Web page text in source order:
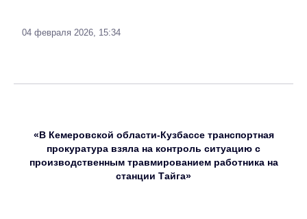
04 февраля 2026, 15:34
«В Кемеровской области-Кузбассе транспортная
прокуратура взяла на контроль ситуацию с
производственным травмированием работника на
станции Тайга»